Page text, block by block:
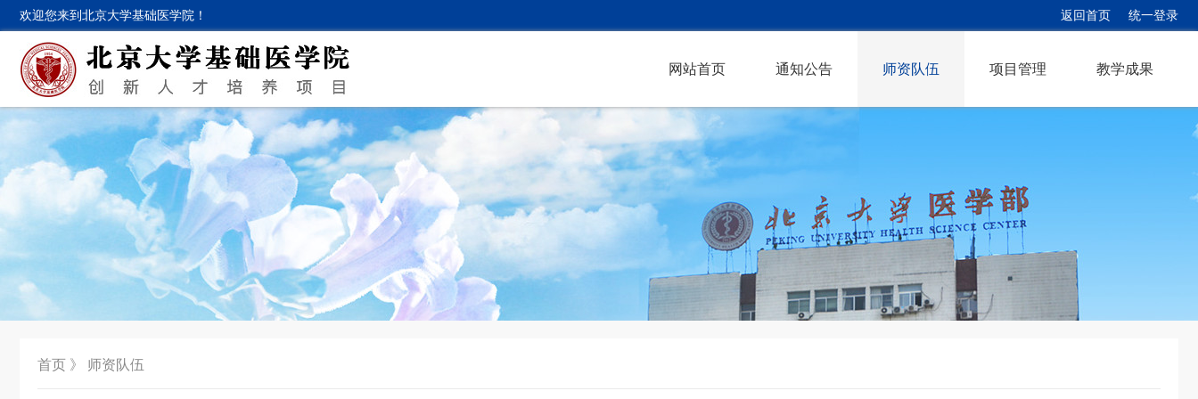
欢迎您来到北京大学基础医学院！ 返回首页 统一登录
网站首页 通知公告 师资队伍 项目管理 教学成果
首页 》 师资队伍